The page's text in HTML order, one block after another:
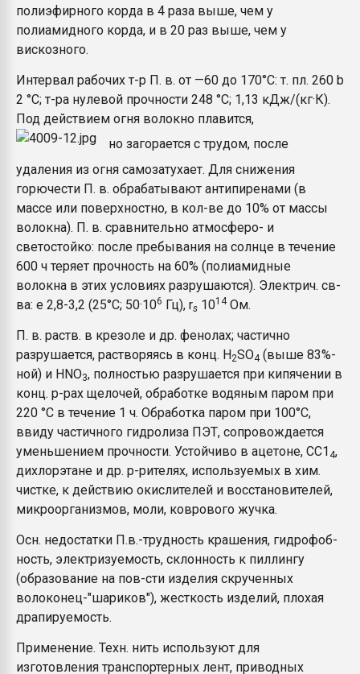
полиэфирного корда в 4 раза выше, чем у
полиамидного корда, и в 20 раз выше, чем у
вискозного.
Интервал рабочих т-р П. в. от —60 до 170°С: т. пл. 260 b
2 °С; т-ра нулевой прочности 248 °С; 1,13 кДж/(кг·К).
Под действием огня волокно плавится,
но загорается с трудом, после
удаления из огня самозатухает. Для снижения
горючести П. в. обрабатывают антипиренами (в
массе или поверхностно, в кол-ве до 10% от массы
волокна). П. в. сравнительно атмосферо- и
светостойко: после пребывания на солнце в течение
600 ч теряет прочность на 60% (полиамидные
волокна в этих условиях разрушаются). Электрич. св-
ва: e 2,8-3,2 (25°С; 50·106 Гц), rs 1014Ом.
П. в. раств. в крезоле и др. фенолах; частично
разрушается, растворяясь в конц. H2SO4 (выше 83%-
ной) и HNO3, полностью разрушается при кипячении в
конц. р-рах щелочей, обработке водяным паром при
220 °С в течение 1 ч. Обработка паром при 100°С,
ввиду частичного гидролиза ПЭТ, сопровождается
уменьшением прочности. Устойчиво в ацетоне, СС1 4,
дихлорэтане и др. р-рителях, используемых в хим.
чистке, к действию окислителей и восстановителей,
микроорганизмов, моли, коврового жучка.
Осн. недостатки П.в.-трудность крашения, гидрофоб-
ность, электризуемость, склонность к пиллингу
(образование на пов-сти изделия скрученных
волоконец-"шариков"), жесткость изделий, плохая
драпируемость.
Применение. Техн. нить используют для
изготовления транспортерных лент, приводных